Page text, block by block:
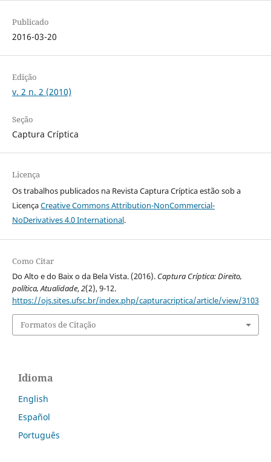
Publicado
2016-03-20
Edição
v. 2 n. 2 (2010)
Seção
Captura Críptica
Licença
Os trabalhos publicados na Revista Captura Críptica estão sob a
LicençaCreative Commons Attribution-NonCommercial-
NoDerivatives 4.0 International.
Como Citar
Do Alto e do Baix o da Bela Vista. (2016). Captura Críptica: Direito,
política, Atualidade,2(2), 9-12.
https://ojs.sites.ufsc.br/index.php/capturacriptica/article/view/3103
Formatos de Citação
Idioma
English
Español
Português